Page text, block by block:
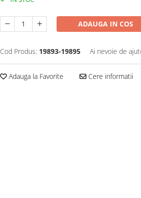
ADAUGA IN COS
Cod Produs: 19893-19895 Ai nevoie de
Adauga la Favorite Cere informatii